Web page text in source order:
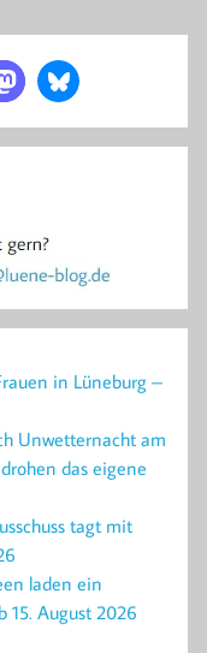
in Lüneburg –
Unwetternacht am
das eigene
tagt mit
laden ein
15. August 2026